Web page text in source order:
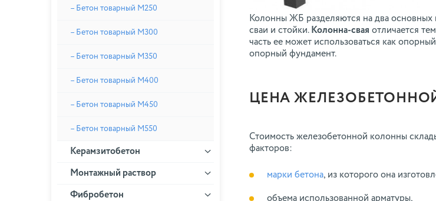
– Бетон товарный М250
– Бетон товарный М300
– Бетон товарный М350
– Бетон товарный М400
– Бетон товарный М450
– Бетон товарный М550
Керамзитобетон
Монтажный раствор
Фибробетон
Колонны ЖБ разделяются на два основных
сваи и стойки. Колонна-свая отличается
часть ее может использоваться как
опорный фундамент.
ЦЕНА
Стоимость железобетонной колонны
факторов:
марки бетона, из которого она
объема использованной арматуры,